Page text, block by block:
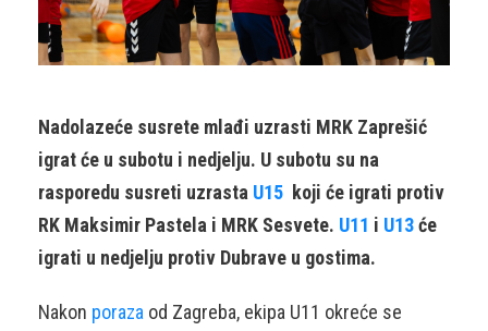
Nadolazeće susrete mlađi uzrasti MRK Zaprešić
igrat će u subotu i nedjelju. U subotu su na
rasporedu susreti uzrasta U15 koji će igrati protiv
RK Maksimir Pastela i MRK Sesvete. U11 i U13će
igrati u nedjelju protiv Dubrave u gostima.
Nakon poraza od Zagreba, ekipa U11 okreće se